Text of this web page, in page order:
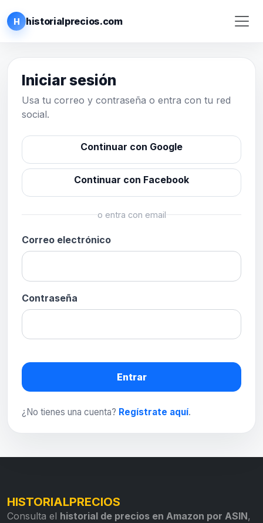
H historialprecios.com
Iniciar sesión
Usa tu correo y contraseña o entra con tu red
social.
Continuar con Google
Continuar con Facebook
o entra con email
Correo electrónico
Contraseña
Entrar
¿No tienes una cuenta? Regístrate aquí.
HISTORIALPRECIOS
Consulta el historial de precios en Amazon por ASIN,